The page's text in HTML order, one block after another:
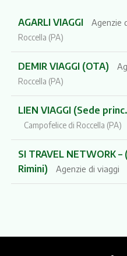
AGARLI VIAGGI Agenzie
Roccella (PA)
DEMIR VIAGGI (OTA)
Roccella (PA)
LIEN VIAGGI (Sede
Campofelice di Roccella (PA)
SI TRAVEL NETWORK
Rimini)
Agenzie di viaggi